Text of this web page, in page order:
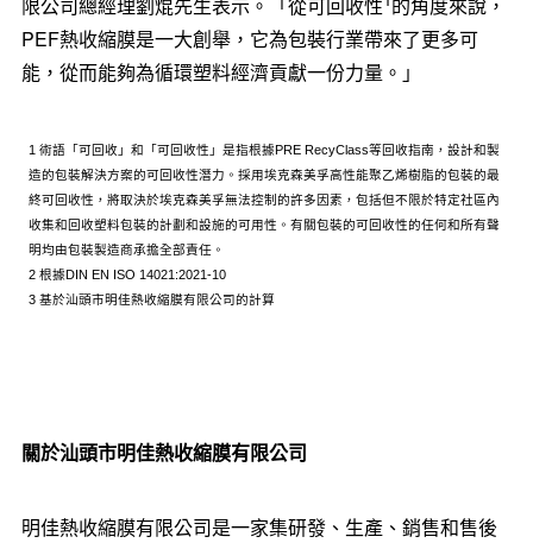
限公司總經理劉焜先生表示。
「從可回收性 的角度來說，
PEF熱收縮膜是一大創舉，它為包裝行業帶來了更多可
能，從而能夠為循環塑料經濟貢獻一份力量。」
1 術語「可回收」和「可回收性」是指根據PRE RecyClass等回收指南，設計和製
造的包裝解決方案的可回收性潛力。採用埃克森美孚高性能聚乙烯樹脂的包裝的最
終可回收性，將取決於埃克森美孚無法控制的許多因素，包括但不限於特定社區內
收集和回收塑料包裝的計劃和設施的可用性。有關包裝的可回收性的任何和所有聲
明均由包裝製造商承擔全部責任。
2 根據DIN EN ISO 14021:2021-10
3 基於汕頭市明佳熱收縮膜有限公司的計算
關於汕頭市明佳熱收縮膜有限公司
明佳熱收縮膜有限公司是一家集研發、生產、銷售和售後